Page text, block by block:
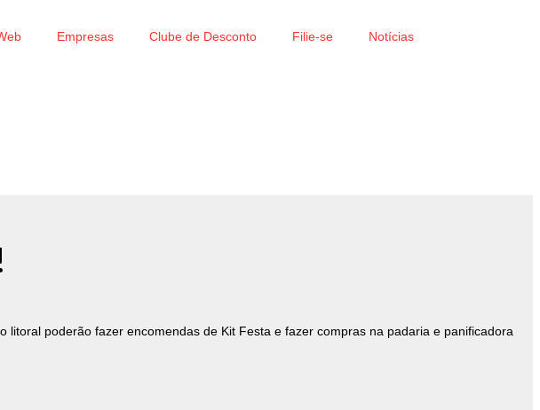
Empresas Clube de Desconto Filie-se Notícias
poderão fazer encomendas de Kit Festa e fazer compras na padaria e panificadora